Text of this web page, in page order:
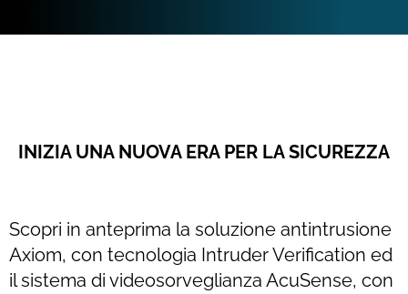
INIZIA UNA NUOVA ERA PER LA SICUREZZA
Scopri in anteprima la soluzione antintrusione
Axiom, con tecnologia Intruder Verification ed
il sistema di videosorveglianza AcuSense, con